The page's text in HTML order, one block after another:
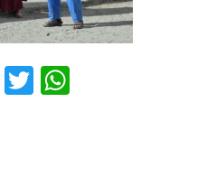
FacebookTwitter